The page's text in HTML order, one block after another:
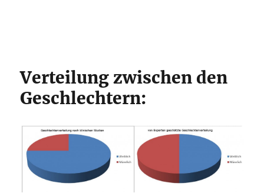
Verteilung zwischen den
Geschlechtern: